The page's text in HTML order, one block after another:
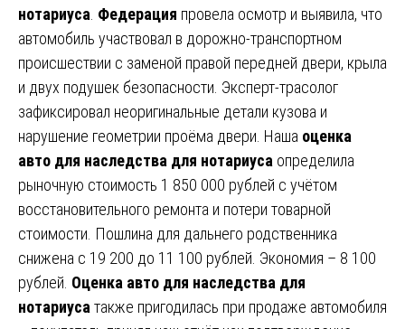
нотариуса Федерация провела осмотр и выявила, что
автомобиль участвовал в дорожно-транспортном
происшествии с заменой правой передней двери, крыла
и двух подушек безопасности. Эксперт-трасолог
зафиксировал неоригинальные детали кузова и
нарушение геометрии проёма двери. Наша оценка
авто для наследства для нотариуса определила
рыночную стоимость 1 850 000 рублей с учётом
восстановительного ремонта и потери товарной
стоимости. Пошлина для дальнего родственника
снижена с 19 200 до 11 100 рублей. Экономия – 8 100
рублей. Оценка авто для наследства для
нотариуса также пригодилась при продаже автомобиля